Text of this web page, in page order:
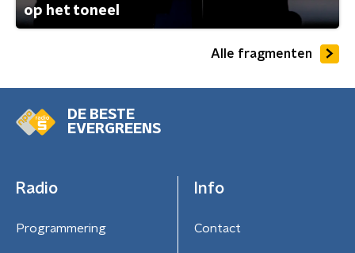
op het toneel
Alle fragmenten
DE BESTE
EVERGREENS
Radio
Programmering
Info
Contact